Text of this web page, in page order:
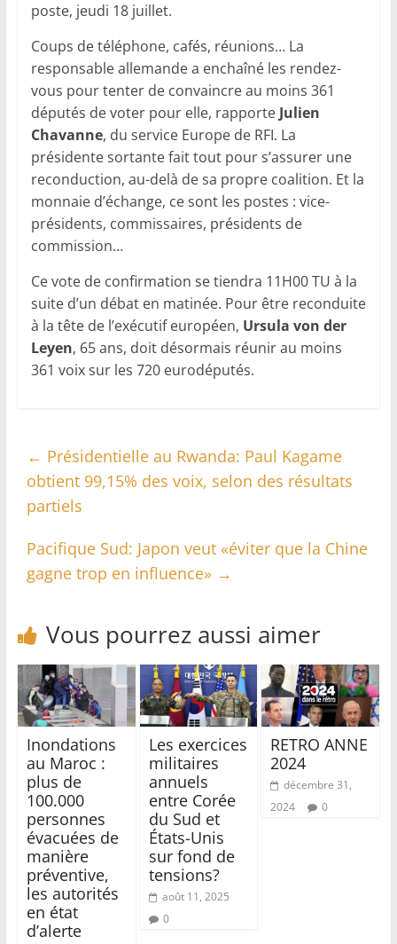
poste, jeudi 18 juillet.
Coups de téléphone, cafés, réunions… La
responsable allemande a enchaîné les rendez-
vous pour tenter de convaincre au moins 361
députés de voter pour elle, rapporteJulien
Chavanne, du service Europe de RFI. La
présidente sortante fait tout pour s’assurer une
reconduction, au-delà de sa propre coalition. Et la
monnaie d’échange, ce sont les postes : vice-
présidents, commissaires, présidents de
commission…
Ce vote de confirmation se tiendra 11H00 TU à la
suite d’un débat en matinée. Pour être reconduite
à la tête de l’exécutif européen, Ursula von der
Leyen, 65 ans, doit désormais réunir au moins
361 voix sur les 720 eurodéputés.
← Présidentielle au Rwanda: Paul Kagame
obtient 99,15% des voix, selon des résultats
partiels
Pacifique Sud: Japon veut «éviter que la Chine
gagne trop en influence» →
Vous pourrez aussi aimer
Inondations
au Maroc :
plus de
100.000
personnes
évacuées de
manière
préventive,
les autorités
en état
d’alerte
Les exercices
militaires
annuels
entre Corée
du Sud et
États-Unis
sur fond de
tensions?
août 11, 2025
0
RETRO ANNE
2024
décembre 31,
2024
0